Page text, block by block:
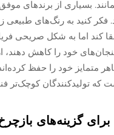
فکر کنید به رنگ‌های
کند اما به شکل صریحی
خود را کاهش دهند،
متمایز خود را حفظ
تولیدکنندگان کوچک‌تر
گزینه‌های